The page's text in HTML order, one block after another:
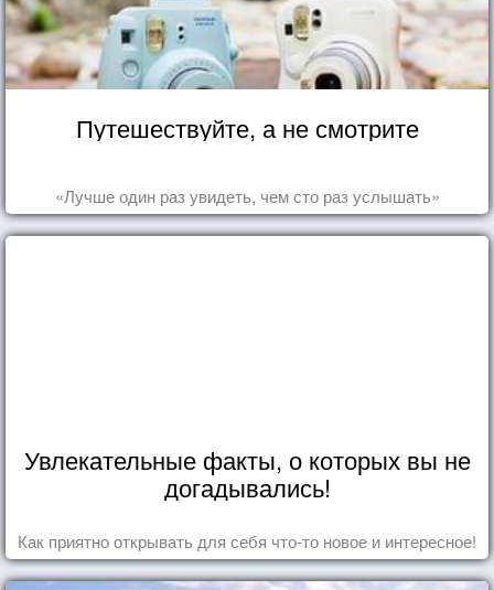
Путешествуйте, а не смотрите
«Лучше один раз увидеть, чем сто раз услышать»
Увлекательные факты, о которых вы не
догадывались!
Как приятно открывать для себя что-то новое и интересное!